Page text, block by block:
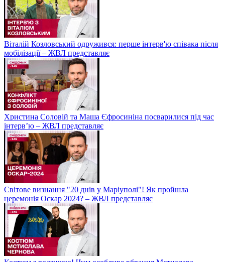
Віталій Козловський одружився: перше інтерв'ю співака після
мобілізації – ЖВЛ представляє
Христина Соловій та Маша Єфросиніна посварилися під час
інтерв’ю – ЖВЛ представляє
Світове визнання "20 днів у Маріуполі"! Як пройшла
церемонія Оскар 2024? – ЖВЛ представляє